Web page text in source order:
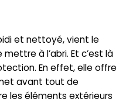
et nettoyé, vient le
à l’abri. Et c’est là
En effet, elle offre
avant tout de
les éléments extérieurs